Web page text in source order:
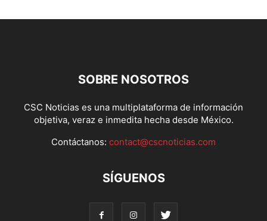
SOBRE NOSOTROS
CSC Noticias es una multiplataforma de información
objetiva, veraz e inmedita hecha desde México.
Contáctanos: contact@cscnoticias.com
SÍGUENOS